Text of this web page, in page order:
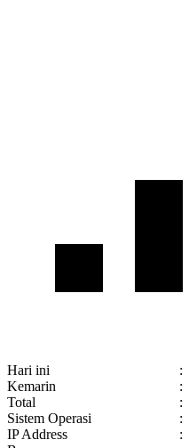
Hari ini :
Kemarin
:
Total
:
Sistem Operasi
:
IP Address
: